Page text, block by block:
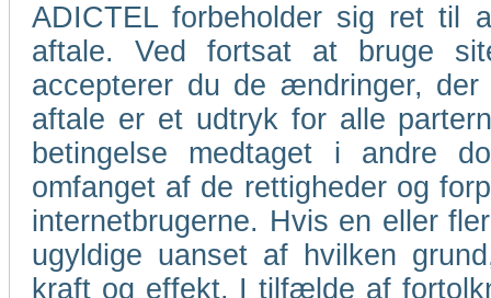
ADICTEL forbeholder sig ret til
aftale. Ved fortsat at bruge
accepterer du de ændringer,
aftale er et udtryk for alle
betingelse medtaget i andre
omfanget af de rettigheder og
internetbrugerne. Hvis en eller
ugyldige uanset af hvilken
kraft og effekt. I tilfælde af